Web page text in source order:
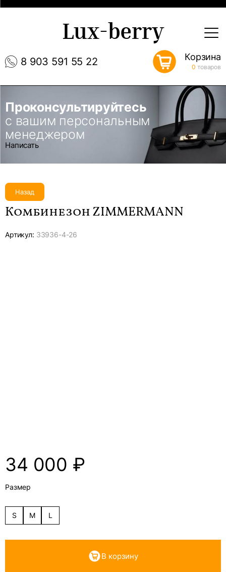
8 903 591 55 22
Lux-berry
Корзина
0 товаров
Проконсультируйтесь
с вашим персональным
менеджером
Написать
Назад
Комбинезон ZIMMERMANN
Артикул: 33936-4-26
34 000 ₽
Размер
S M L
В корзину